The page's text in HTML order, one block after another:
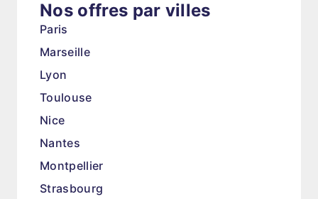
Nos offres par villes
Paris
Marseille
Lyon
Toulouse
Nice
Nantes
Montpellier
Strasbourg